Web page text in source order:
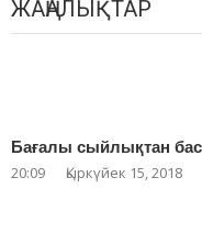
ЖАҢАЛЫҚТАР
Бағалы сыйлықтан бас
20:09 Қыркүйек 15, 2018